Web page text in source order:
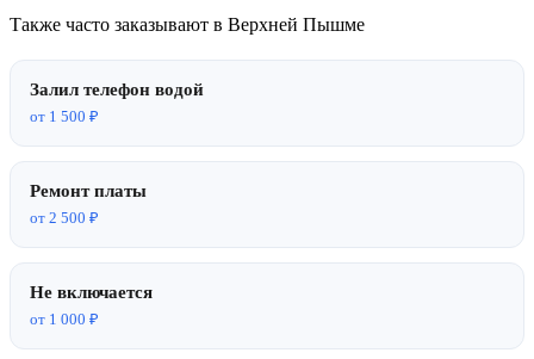
Также часто заказывают в Верхней Пышме
Залил телефон водой
от 1 500 ₽
Ремонт платы
от 2 500 ₽
Не включается
от 1 000 ₽